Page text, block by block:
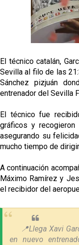
fichajes
Opinión | "Carta
El Sevilla oficializa
Miguel Sierra: La
reflejado que
Diomande ya es
mercado
El técnico catalán,
Sevilla al filo de las
Sánchez pizjuán
entrenador del Sevilla
El técnico fue
gráficos y
asegurando su
mucho tiempo de
A continuación
Máximo Ramírez y
el recibidor del
📍Llega Xavi
en nuevo